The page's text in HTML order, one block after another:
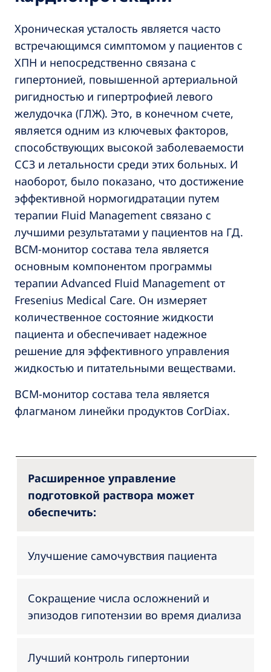
Хроническая усталость является часто
встречающимся симптомом у пациентов с
ХПН и непосредственно связана с
гипертонией, повышенной артериальной
ригидностью и гипертрофией левого
желудочка (ГЛЖ). Это, в конечном счете,
является одним из ключевых факторов,
способствующих высокой заболеваемости
ССЗ и летальности среди этих больных. И
наоборот, было показано, что достижение
эффективной нормогидратации путем
терапии Fluid Management связано с
лучшими результатами у пациентов на ГД.
BCM-монитор состава тела является
основным компонентом программы
терапии Advanced Fluid Management от
Fresenius Medical Care. Он измеряет
количественное состояние жидкости
пациента и обеспечивает надежное
решение для эффективного управления
жидкостью и питательными веществами.
ВСМ-монитор состава тела является
флагманом линейки продуктов CorDiax.
Расширенное управление
подготовкой раствора может
обеспечить:
Улучшение самочувствия пациента
Сокращение числа осложнений и
эпизодов гипотензии во время диализа
Лучший контроль гипертонии